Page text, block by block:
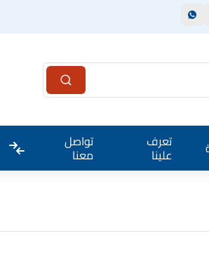
تعرف
علينا
تواصل
معنا